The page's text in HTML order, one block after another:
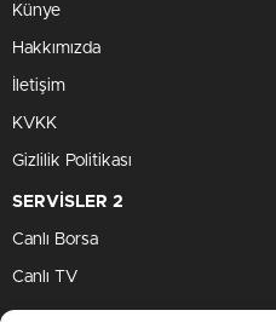
Künye
Hakkımızda
İletişim
KVKK
Gizlilik Politikası
SERVİSLER 2
Canlı Borsa
Canlı TV